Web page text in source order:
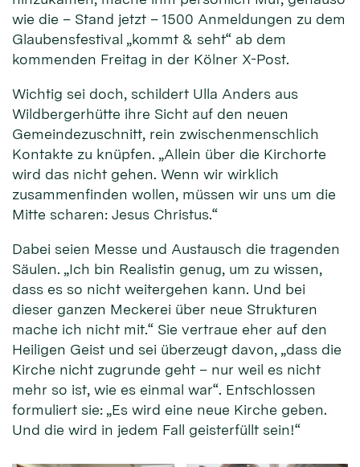
wie die – Stand jetzt – 1500 Anmeldungen zu dem
Glaubensfestival „kommt & seht“ ab dem
kommenden Freitag in der Kölner X-Post.
Wichtig sei doch, schildert Ulla Anders aus
Wildbergerhütte ihre Sicht auf den neuen
Gemeindezuschnitt, rein zwischenmenschlich
Kontakte zu knüpfen. „Allein über die Kirchorte
wird das nicht gehen. Wenn wir wirklich
zusammenfinden wollen, müssen wir uns um die
Mitte scharen: Jesus Christus.“
Dabei seien Messe und Austausch die tragenden
Säulen. „Ich bin Realistin genug, um zu wissen,
dass es so nicht weitergehen kann. Und bei
dieser ganzen Meckerei über neue Strukturen
mache ich nicht mit.“ Sie vertraue eher auf den
Heiligen Geist und sei überzeugt davon, „dass die
Kirche nicht zugrunde geht – nur weil es nicht
mehr so ist, wie es einmal war“. Entschlossen
formuliert sie: „Es wird eine neue Kirche geben.
Und die wird in jedem Fall geisterfüllt sein!“